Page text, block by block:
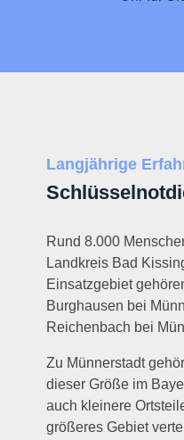
Langjährige
Rund 8.000
Landkreis Bad
Einsatzgebiet
Burghausen bei
Reichenbach bei
Zu Münnerstadt
dieser Größe im
auch kleinere
größeres Gebiet